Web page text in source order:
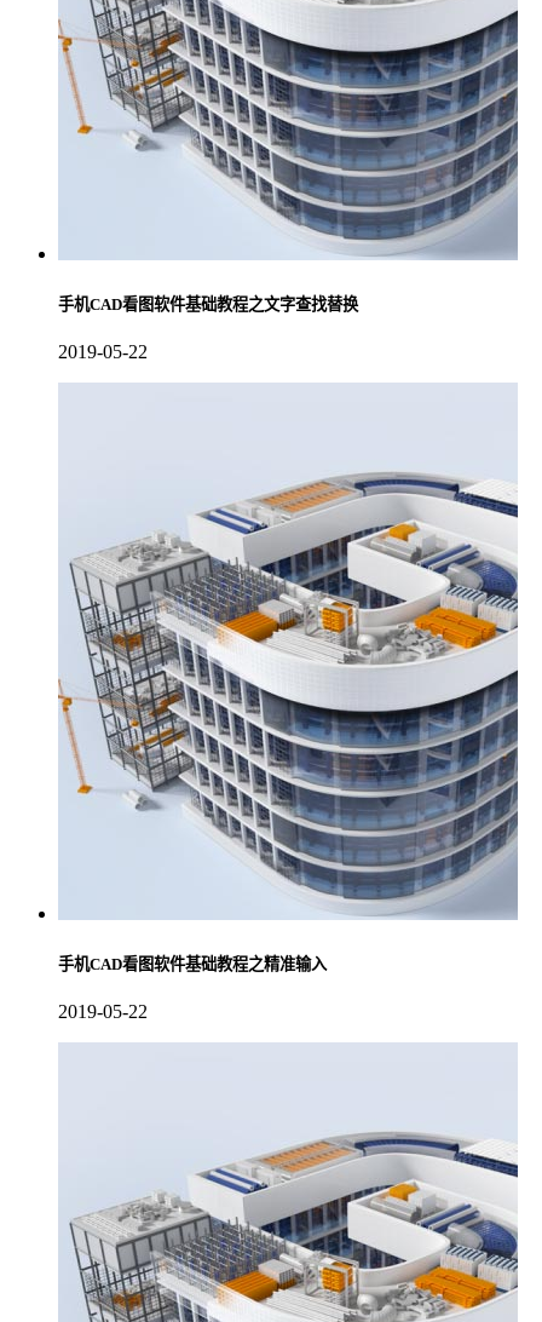
手机CAD看图软件基础教程之文字查找替换
2019-05-22
手机CAD看图软件基础教程之精准输入
2019-05-22